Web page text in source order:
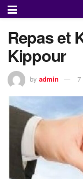
Repas et
Kippour
by admin 7